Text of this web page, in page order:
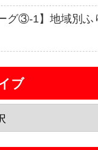
ーグ③-1】地域別
ブ